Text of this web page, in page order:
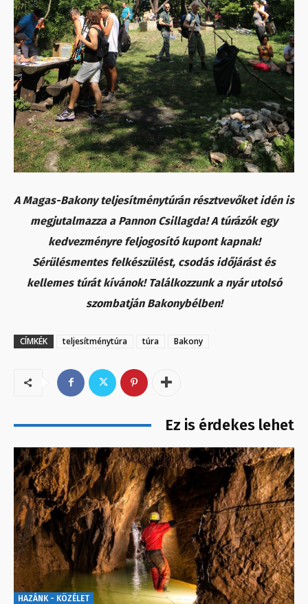
A Magas-Bakony teljesítménytúrán résztvevőket idén is
megjutalmazza a Pannon Csillagda! A túrázók egy
kedvezményre feljogosító kupont kapnak!
Sérülésmentes felkészülést, csodás időjárást és
kellemes túrát kívánok! Találkozzunk a nyár utolsó
szombatján Bakonybélben!
CÍMKÉK teljesítménytúra túra Bakony
Ez is érdekes lehet
HAZÁNK - KÖZÉLET